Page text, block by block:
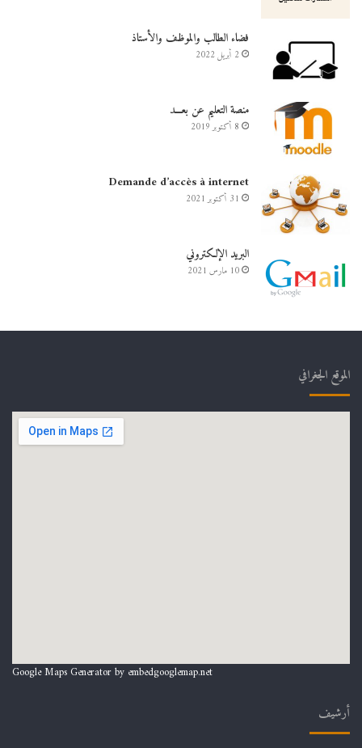
فضاء الطالب والموظف والأستاذ
2 أبريل 2022
منصة التعليم عن بعـــد
8 أكتوبر 2019
Demande d’accès à internet
31 أكتوبر 2021
البريد الإلكتروني
10 مارس 2021
الموقع الجغرافي
Google Maps Generator by embedgooglemap.net
أرشيف